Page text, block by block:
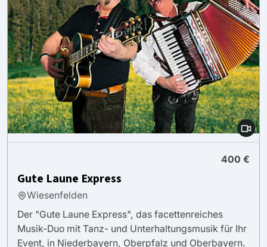
400 €
Gute Laune Express
Wiesenfelden
Der "Gute Laune Express", das facettenreiches
Musik-Duo mit Tanz- und Unterhaltungsmusik für Ihr
Event, in Niederbayern, Oberpfalz und Oberbayern.